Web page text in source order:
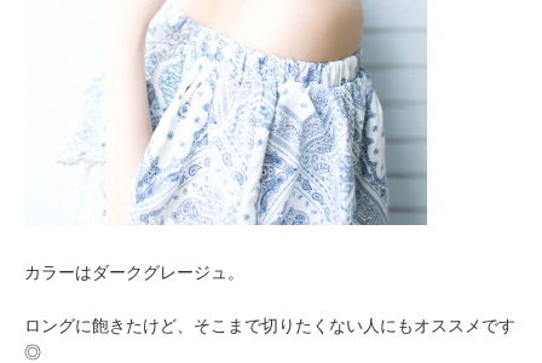
カラーはダークグレージュ。
ロングに飽きたけど、そこまで切りたくない人にもオススメです
◎